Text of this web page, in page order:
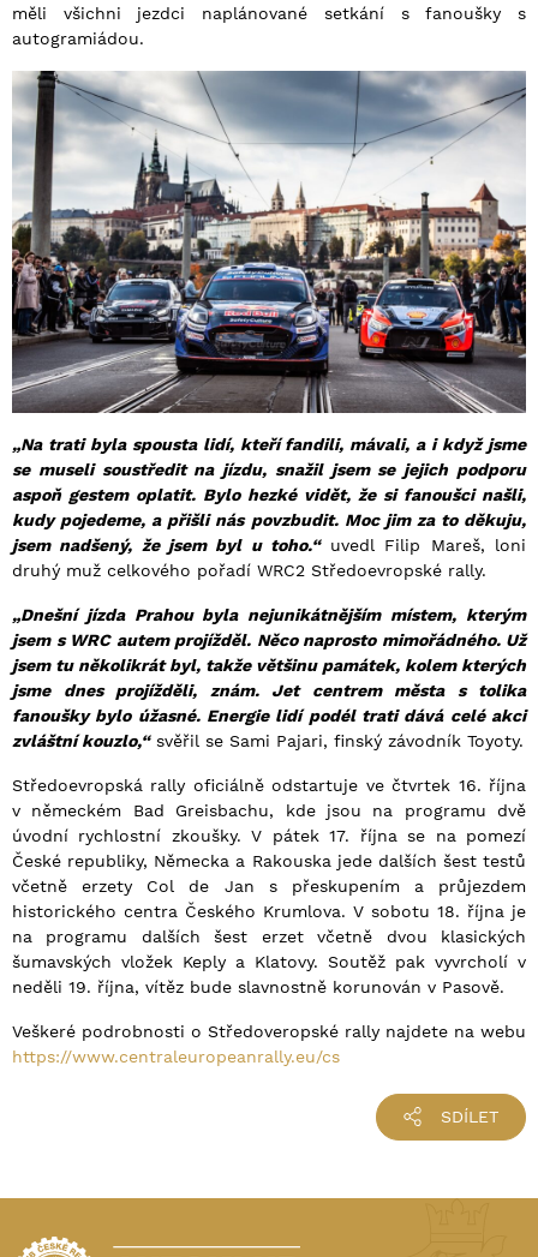
měli všichni jezdci naplánované setkání s fanoušky s
autogramiádou.
„Na trati byla spousta lidí, kteří fandili, mávali, a i když jsme
se museli soustředit na jízdu, snažil jsem se jejich podporu
aspoň gestem oplatit. Bylo hezké vidět, že si fanoušci našli,
kudy pojedeme, a přišli nás povzbudit. Moc jim za to děkuju,
jsem nadšený, že jsem byl u toho.“uvedl Filip Mareš, loni
druhý muž celkového pořadí WRC2 Středoevropské rally.
„Dnešní jízda Prahou byla nejunikátnějším místem, kterým
jsem s WRC autem projížděl. Něco naprosto mimořádného. Už
jsem tu několikrát byl, takže většinu památek, kolem kterých
jsme dnes projížděli, znám. Jet centrem města s tolika
fanoušky bylo úžasné. Energie lidí podél trati dává celé akci
zvláštní kouzlo,“svěřil se Sami Pajari, finský závodník Toyoty.
Středoevropská rally oficiálně odstartuje ve čtvrtek 16. října
v německém Bad Greisbachu, kde jsou na programu dvě
úvodní rychlostní zkoušky. V pátek 17. října se na pomezí
České republiky, Německa a Rakouska jede dalších šest testů
včetně erzety Col de Jan s přeskupením a průjezdem
historického centra Českého Krumlova. V sobotu 18. října je
na programu dalších šest erzet včetně dvou klasických
šumavských vložek Keply a Klatovy. Soutěž pak vyvrcholí v
neděli 19. října, vítěz bude slavnostně korunován v Pasově.
Veškeré podrobnosti o Středoveropské rally najdete na webu
https://www.centraleuropeanrally.eu/cs
SDÍLET